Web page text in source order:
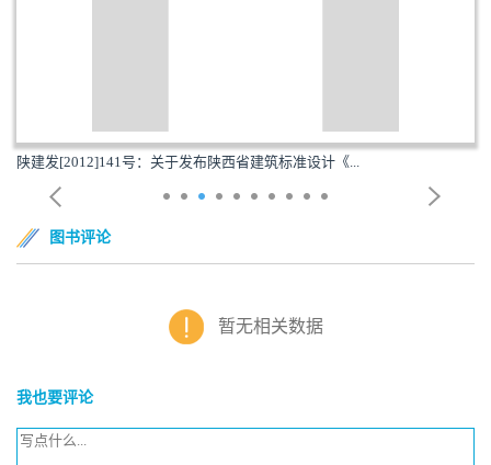
陕建发[2012]141号：关于发布陕西省建筑标准设计《...
图书评论
暂无相关数据
我也要评论